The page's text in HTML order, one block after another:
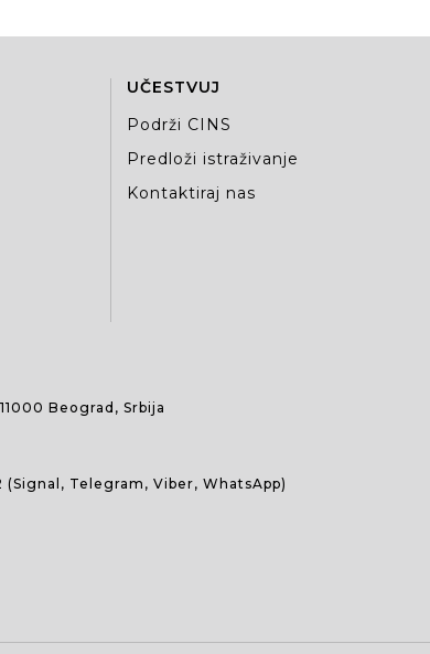
UČESTVUJ
Podrži CINS
Predloži istraživanje
Kontaktiraj nas
Beograd, Srbija
(Signal, Telegram, Viber, WhatsApp)